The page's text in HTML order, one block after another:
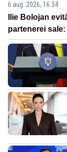
6 aug. 2026, 16:34
Ilie Bolojan
partenerei